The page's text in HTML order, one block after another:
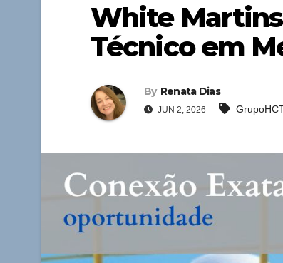
White
Técnico em
By Renata Dias
JUN 2, 2026